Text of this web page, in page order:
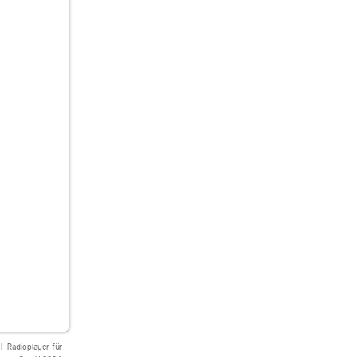
Radioplayer für